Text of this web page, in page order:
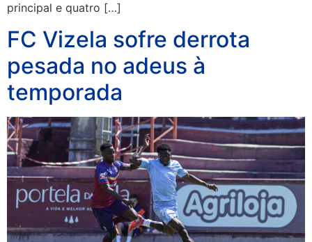
principal e quatro […]
FC Vizela sofre derrota
pesada no adeus à
temporada